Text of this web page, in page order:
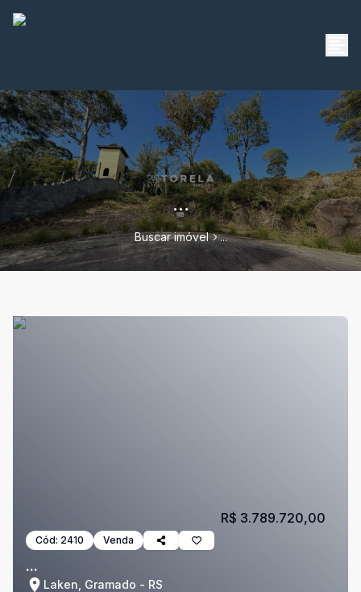
...
Buscar imóvel ...
Cód: 2410 Venda
...
Laken, Gramado - RS
R$ 3.789.720,00